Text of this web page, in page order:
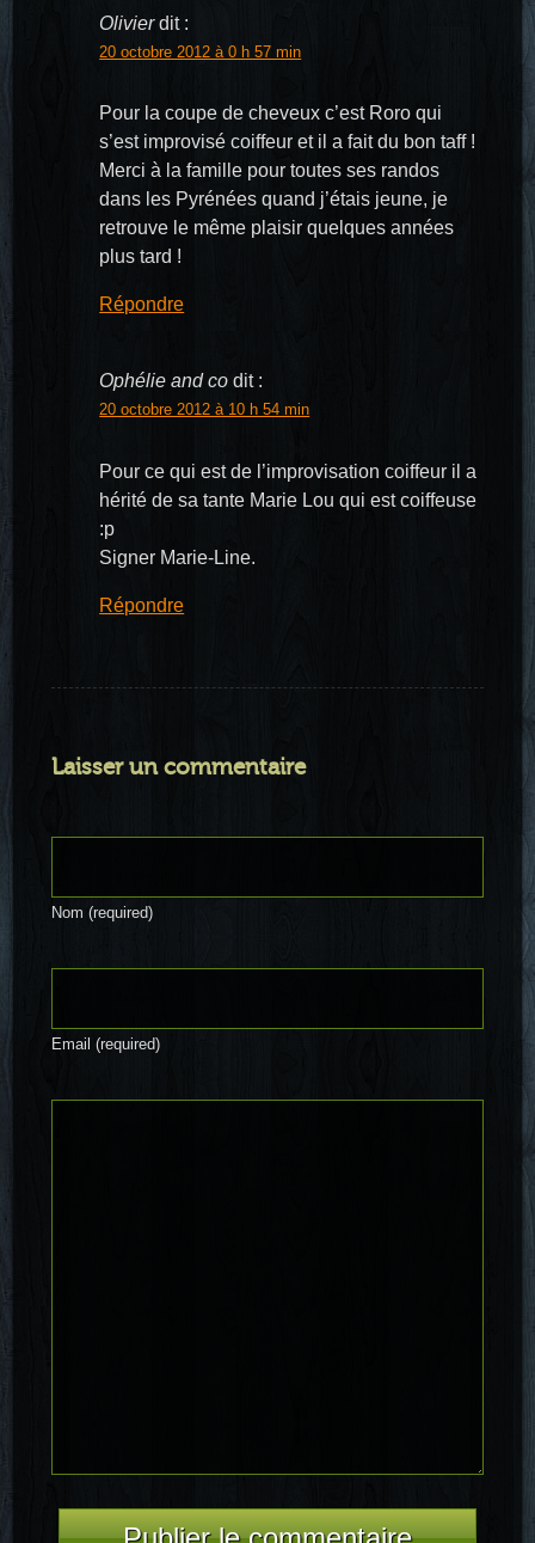
Olivier dit :
20 octobre 2012 à 0 h 57 min
Pour la coupe de cheveux c’est Roro qui
s’est improvisé coiffeur et il a fait du bon taff !
Merci à la famille pour toutes ses randos
dans les Pyrénées quand j’étais jeune, je
retrouve le même plaisir quelques années
plus tard !
Répondre
Ophélie and co dit :
20 octobre 2012 à 10 h 54 min
Pour ce qui est de l’improvisation coiffeur il a
hérité de sa tante Marie Lou qui est coiffeuse
:p
Signer Marie-Line.
Répondre
Laisser un commentaire
Nom (required)
Email (required)